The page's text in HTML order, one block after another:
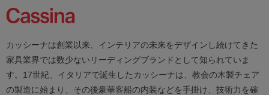
カッシーナは創業以来、インテリアの未来をデザインし続けてきた
家具業界では数少ないリーディングブランドとして知られていま
す。17世紀、イタリアで誕生したカッシーナは、教会の木製チェア
の製造に始まり、その後豪華客船の内装などを手掛け、技術力を確